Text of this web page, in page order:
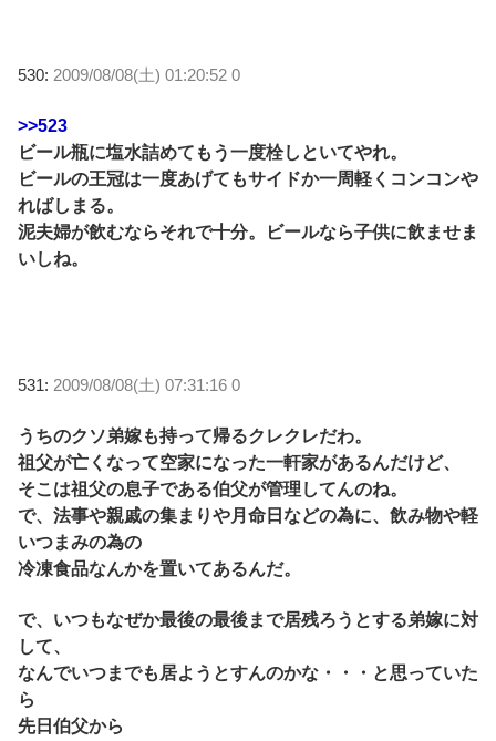
530: 2009/08/08(土) 01:20:52 0
>>523
ビール瓶に塩水詰めてもう一度栓しといてやれ。
ビールの王冠は一度あげてもサイドか一周軽くコンコンや
ればしまる。
泥夫婦が飲むならそれで十分。ビールなら子供に飲ませま
いしね。
531: 2009/08/08(土) 07:31:16 0
うちのクソ弟嫁も持って帰るクレクレだわ。
祖父が亡くなって空家になった一軒家があるんだけど、
そこは祖父の息子である伯父が管理してんのね。
で、法事や親戚の集まりや月命日などの為に、飲み物や軽
いつまみの為の
冷凍食品なんかを置いてあるんだ。
で、いつもなぜか最後の最後まで居残ろうとする弟嫁に対
して、
なんでいつまでも居ようとすんのかな・・・と思っていた
ら
先日伯父から